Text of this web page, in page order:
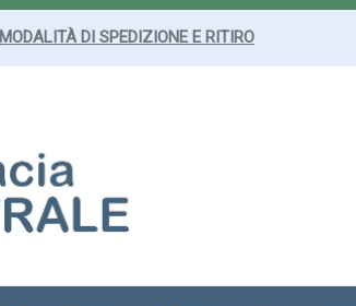
MODALITÀ DI SPEDIZIONE E RITIRO